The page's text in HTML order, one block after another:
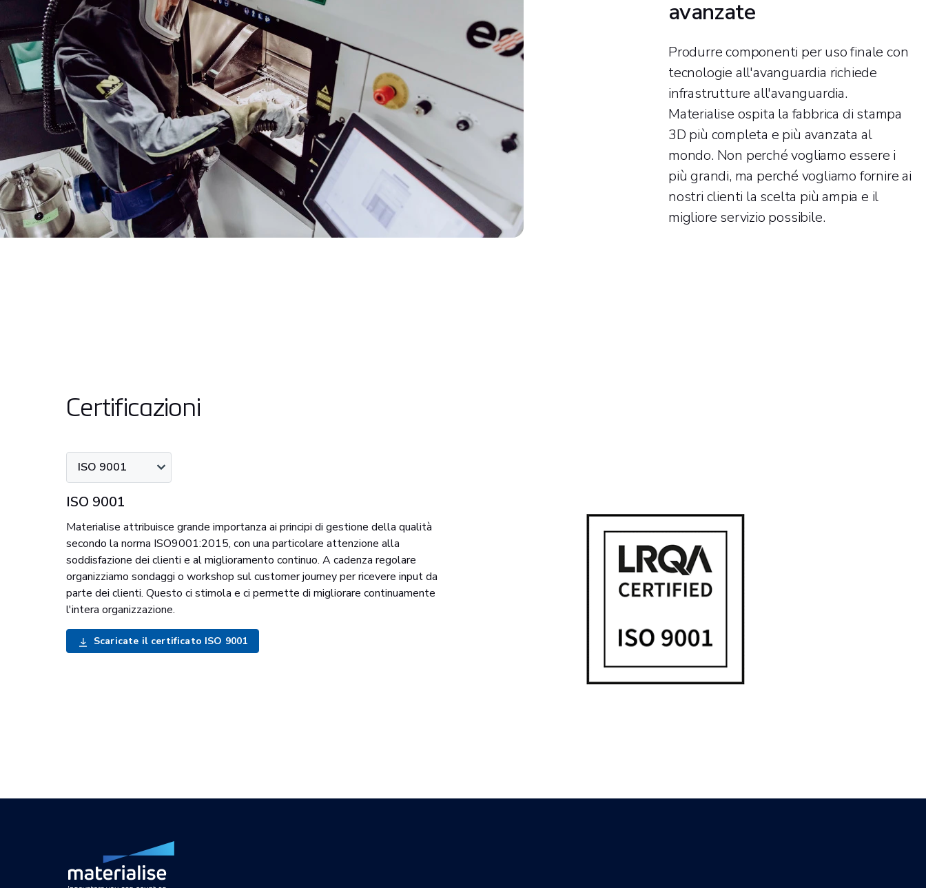
avanzate
Produrre componenti per uso finale con
tecnologie all'avanguardia richiede
infrastrutture all'avanguardia.
Materialise ospita la fabbrica di stampa
3D più completa e più avanzata al
mondo. Non perché vogliamo essere i
più grandi, ma perché vogliamo fornire ai
nostri clienti la scelta più ampia e il
migliore servizio possibile.
Certificazioni
ISO 9001
ISO 9001
Materialise attribuisce grande importanza ai principi di gestione della qualità
secondo la norma ISO9001:2015, con una particolare attenzione alla
soddisfazione dei clienti e al miglioramento continuo. A cadenza regolare
organizziamo sondaggi o workshop sul customer journey per ricevere input da
parte dei clienti. Questo ci stimola e ci permette di migliorare continuamente
l'intera organizzazione.
Scaricate il certificato ISO 9001